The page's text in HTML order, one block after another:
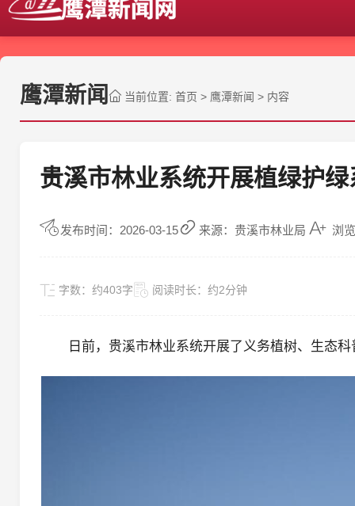
鹰潭新闻 当前位置: 首页 > 鹰潭新闻 > 内容
贵溪市林业系统开展植绿护
发布时间：2026-03-15 来源：贵溪市林业局 浏
字数： 约403字 阅读时长： 约2分钟
日前，贵溪市林业系统开展了义务植树、生态